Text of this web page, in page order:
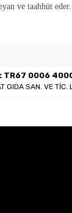
ve taahhüt eder.
TR67 0006
GIDA SAN. VE